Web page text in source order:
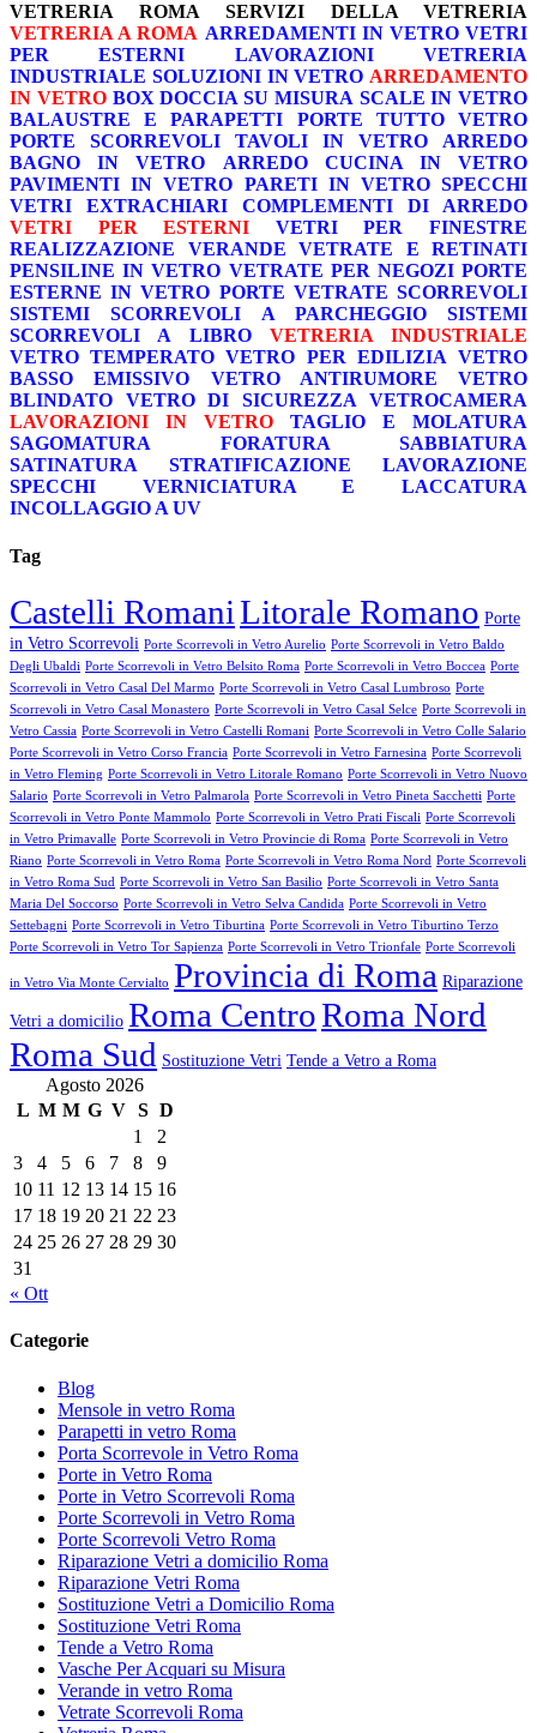
VETRERIA ROMA
SERVIZI DELLA VETRERIA
VETRERIA A ROMA ARREDAMENTI IN VETRO VETRI
PER ESTERNI
LAVORAZIONI
VETRERIA
INDUSTRIALE SOLUZIONI IN VETRO ARREDAMENTO
IN VETRO BOX DOCCIA SU MISURA SCALE IN VETRO
BALAUSTRE E PARAPETTI
PORTE TUTTO VETRO
PORTE SCORREVOLI
TAVOLI IN VETRO
ARREDO
BAGNO IN VETRO
ARREDO CUCINA IN VETRO
PAVIMENTI IN VETRO PARETI IN VETRO SPECCHI
VETRI EXTRACHIARI
COMPLEMENTI DI ARREDO
VETRI PER ESTERNI
VETRI PER FINESTRE
REALIZZAZIONE VERANDE
VETRATE E RETINATI
PENSILINE IN VETRO VETRATE PER NEGOZI PORTE
ESTERNE IN VETRO PORTE VETRATE SCORREVOLI
SISTEMI SCORREVOLI A PARCHEGGIO
SISTEMI
SCORREVOLI A LIBRO
VETRERIA INDUSTRIALE
VETRO TEMPERATO VETRO PER EDILIZIA VETRO
BASSO EMISSIVO
VETRO ANTIRUMORE
VETRO
BLINDATO
VETRO DI SICUREZZA
VETROCAMERA
LAVORAZIONI IN VETRO
TAGLIO E MOLATURA
SAGOMATURA
FORATURA
SABBIATURA
SATINATURA
STRATIFICAZIONE
LAVORAZIONE
SPECCHI
VERNICIATURA E LACCATURA
INCOLLAGGIO A UV
Tag
Castelli RomaniLitorale Romano Porte
in Vetro Scorrevoli Porte Scorrevoli in Vetro Aurelio Porte Scorrevoli in Vetro Baldo
Degli Ubaldi Porte Scorrevoli in Vetro Belsito Roma Porte Scorrevoli in Vetro Boccea Porte
Scorrevoli in Vetro Casal Del Marmo Porte Scorrevoli in Vetro Casal Lumbroso Porte
Scorrevoli in Vetro Casal Monastero Porte Scorrevoli in Vetro Casal Selce Porte Scorrevoli in
Vetro Cassia Porte Scorrevoli in Vetro Castelli Romani Porte Scorrevoli in Vetro Colle Salario
Porte Scorrevoli in Vetro Corso Francia Porte Scorrevoli in Vetro Farnesina Porte Scorrevoli
in Vetro Fleming Porte Scorrevoli in Vetro Litorale Romano Porte Scorrevoli in Vetro Nuovo
Salario Porte Scorrevoli in Vetro Palmarola Porte Scorrevoli in Vetro Pineta Sacchetti Porte
Scorrevoli in Vetro Ponte Mammolo Porte Scorrevoli in Vetro Prati Fiscali Porte Scorrevoli
in Vetro Primavalle Porte Scorrevoli in Vetro Provincie di Roma Porte Scorrevoli in Vetro
Riano Porte Scorrevoli in Vetro Roma Porte Scorrevoli in Vetro Roma Nord Porte Scorrevoli
in Vetro Roma Sud Porte Scorrevoli in Vetro San Basilio Porte Scorrevoli in Vetro Santa
Maria Del Soccorso Porte Scorrevoli in Vetro Selva Candida Porte Scorrevoli in Vetro
Settebagni Porte Scorrevoli in Vetro Tiburtina Porte Scorrevoli in Vetro Tiburtino Terzo
Porte Scorrevoli in Vetro Tor Sapienza Porte Scorrevoli in Vetro Trionfale Porte Scorrevoli
in Vetro Via Monte Cervialto Provincia di Roma Riparazione
Vetri a domicilio Roma CentroRoma Nord
Roma Sud Sostituzione Vetri Tende a Vetro a Roma
Agosto 2026
L M M G V S D
1
2
3
4 5 6 7 8
9
10 11 12 13 14 15 16
17 18 19 20 21 22 23
24 25 26 27 28 29 30
31
« Ott
Categorie
Blog
Mensole in vetro Roma
Parapetti in vetro Roma
Porta Scorrevole in Vetro Roma
Porte in Vetro Roma
Porte in Vetro Scorrevoli Roma
Porte Scorrevoli in Vetro Roma
Porte Scorrevoli Vetro Roma
Riparazione Vetri a domicilio Roma
Riparazione Vetri Roma
Sostituzione Vetri a Domicilio Roma
Sostituzione Vetri Roma
Tende a Vetro Roma
Vasche Per Acquari su Misura
Verande in vetro Roma
Vetrate Scorrevoli Roma